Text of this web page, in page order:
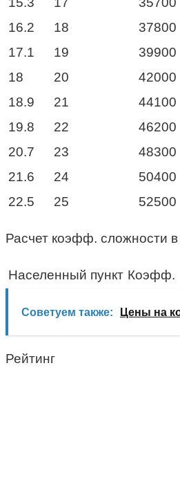
16.2 18 37800
17.1 19 39900
18 20 42000
18.9 21 44100
19.8 22 46200
20.7 23 48300
21.6 24 50400
22.5 25 52500
Расчет коэфф. сложности
Населенный пункт Коэфф.
Советуем также: Цены на
Рейтинг